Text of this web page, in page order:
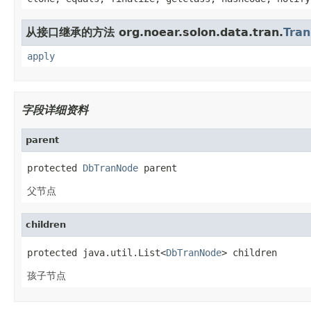
从接口继承的方法 org.noear.solon.data.tran.
apply
字段详细资料
parent
protected DbTranNode parent
父节点
children
protected java.util.List<DbTranNode> children
孩子节点